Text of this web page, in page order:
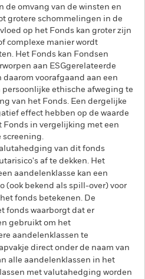
de omvang van de winsten en
grotere schommelingen in de
op het Fonds kan groter zijn
complexe manier wordt
Het Fonds kan Fondsen
aan ESGgerelateerde
voorafgaand aan een
ethische afweging te
van het Fonds. Een dergelijke
effect hebben op de waarde
in vergelijking met een
screening.
van dit fonds
af te dekken. Het
aandelenklasse kan een
(ook bekend als spill-over) voor
fonds betekenen. De
fonds waarborgt dat er
gebruikt om het
aandelenklassen te
direct onder de naam van
alle aandelenklassen in het
met valutahedging worden